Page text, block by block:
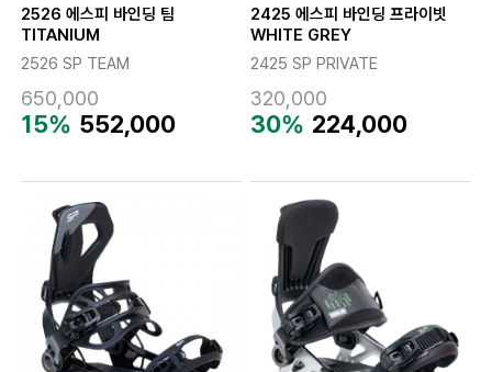
2526 에스피 바인딩 팀
TITANIUM
2526 SP TEAM
650,000
15% 552,000
2425 에스피 바인딩 프라이빗
WHITE GREY
2425 SP PRIVATE
320,000
30% 224,000